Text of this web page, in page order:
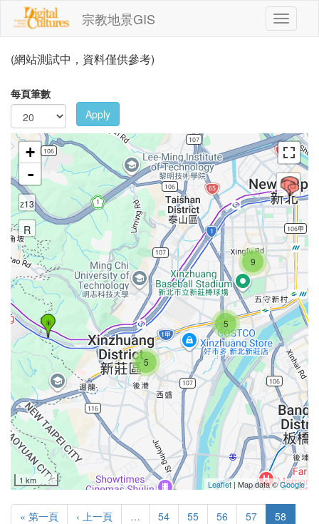
移至主內容
宗教地景GIS
Toggle
(網站測試中，資料僅供參考)
每頁筆數
Apply
🎇
5
5
9
+
-
z13
R
1 km Leaflet | Map data ©Google
« 第一頁 ‹ 上一頁 … 54 55 56 57
58